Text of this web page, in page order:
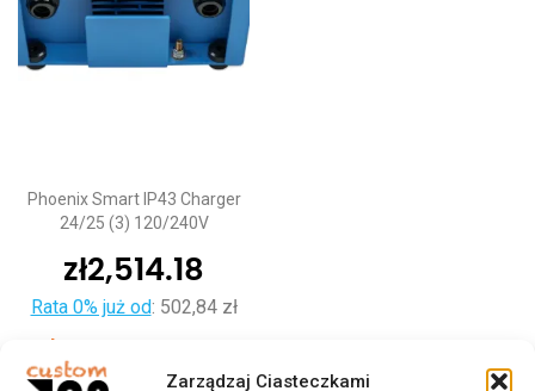
Zarządzaj Ciasteczkami
Phoenix Smart IP43 Charger
24/25 (3) 120/240V
zł2,514.18
Rata 0% już od: 502,84 zł